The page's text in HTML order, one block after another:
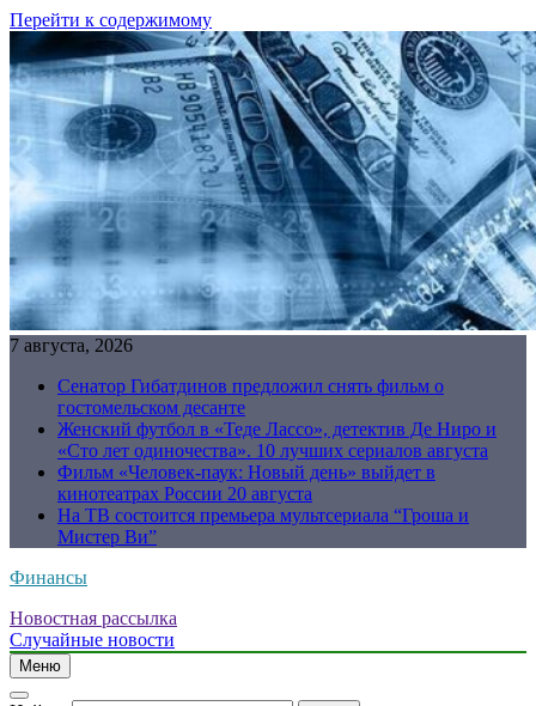
Перейти к содержимому
7 августа, 2026
Сенатор Гибатдинов предложил снять фильм о
гостомельском десанте
Женский футбол в «Теде Лассо», детектив Де Ниро и
«Сто лет одиночества». 10 лучших сериалов августа
Фильм «Человек-паук: Новый день» выйдет в
кинотеатрах России 20 августа
На ТВ состоится премьера мультсериала “Гроша и
Мистер Ви”
Финансы
Новостная рассылка
Случайные новости
Меню